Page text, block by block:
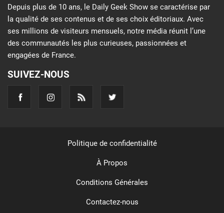
Depuis plus de 10 ans, le Daily Geek Show se caractérise par
la qualité de ses contenus et de ses choix éditoriaux. Avec
ses millions de visiteurs mensuels, notre média réunit l’une
des communautés les plus curieuses, passionnées et
engagées de France.
SUIVEZ-NOUS
Politique de confidentialité
À Propos
Conditions Générales
Contactez-nous